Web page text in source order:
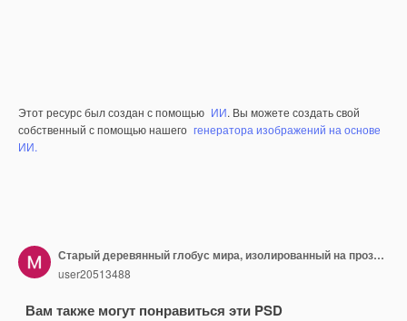
Этот ресурс был создан с помощью ИИ. Вы можете создать свой
собственный с помощью нашего генератора изображений на основе
ИИ.
Старый деревянный глобус мира, изолированный на прозрачном фоне
user20513488
Вам также могут понравиться эти PSD